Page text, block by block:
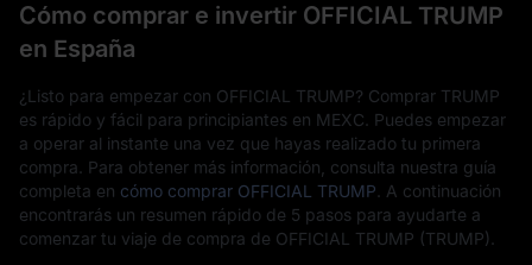
Cómo comprar e invertir OFFICIAL TRUMP
en España
¿Listo para empezar con OFFICIAL TRUMP? Comprar TRUMP
es rápido y fácil para principiantes en MEXC. Puedes empezar
a operar al instante una vez que hayas realizado tu primera
compra. Para obtener más información, consulta nuestra guía
completa en cómo comprar OFFICIAL TRUMP . A continuación
encontrarás un resumen rápido de 5 pasos para ayudarte a
comenzar tu viaje de compra de OFFICIAL TRUMP (TRUMP).